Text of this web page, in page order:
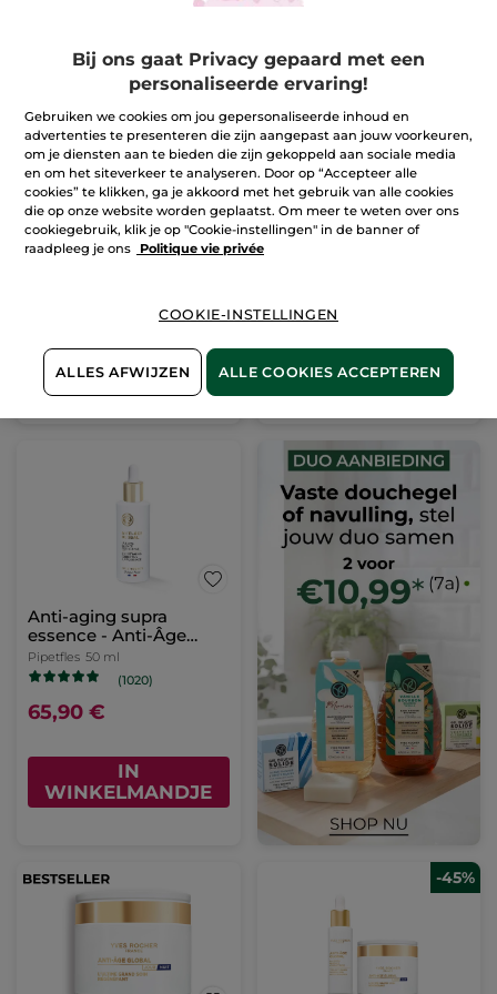
1+1 Corrigerende
Comfort Nachtcrème -
Alle Huidtypes 50 ml
Ter vergelijking
met de
113,80 €
IN
WINKELMANDJE
1+1 Het Absolute
Radiance Micro-Serum
67,90 €
135,80 €
IN
WINKELMANDJE
Anti-aging supra
essence - Anti-Âge
Global
Pipetfles 50 ml
(1020)
65,90 €
IN
WINKELMANDJE
-45%
Bij ons gaat Privacy gepaard met een
personaliseerde ervaring!
Gebruiken we cookies om jou gepersonaliseerde inhoud en
advertenties te presenteren die zijn aangepast aan jouw voorkeuren,
om je diensten aan te bieden die zijn gekoppeld aan sociale media
en om het siteverkeer te analyseren. Door op “Accepteer alle
cookies” te klikken, ga je akkoord met het gebruik van alle cookies
die op onze website worden geplaatst. Om meer te weten over ons
cookiegebruik, klik je op "Cookie-instellingen" in de banner of
raadpleeg je ons
Politique vie privée
COOKIE-INSTELLINGEN
ALLES AFWIJZEN ALLE COOKIES ACCEPTEREN